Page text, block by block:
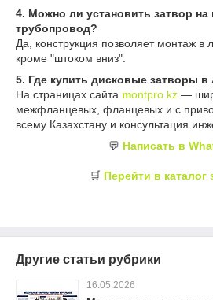
4. Можно ли установить затвор на
трубопровод?
Да, конструкция позволяет монтаж в
кроме "штоком вниз".
5. Где купить дисковые затворы
На страницах сайта montpro.kz —
межфланцевых, фланцевых и с
всему Казахстану и консультация
💬 Написать в
🛒 Перейти в каталог
Другие статьи рубрики
16.05.2026